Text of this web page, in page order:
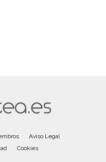
Aviso Legal
Cookies